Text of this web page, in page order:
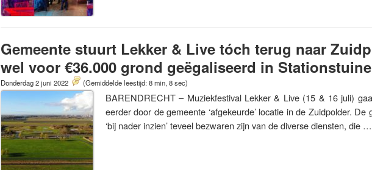
Gemeente stuurt Lekker & Live tóch terug naar
wel voor €36.000 grond geëgaliseerd in
Donderdag 2 juni 2022 (Gemiddelde leestijd: 8 min, 8 sec)
BARENDRECHT – Muziekfestival Lekker & Live (15 & 16 juli)
eerder door de gemeente ‘afgekeurde’ locatie in de Zuidpolder. De
‘bij nader inzien’ teveel bezwaren zijn van de diverse diensten, die …